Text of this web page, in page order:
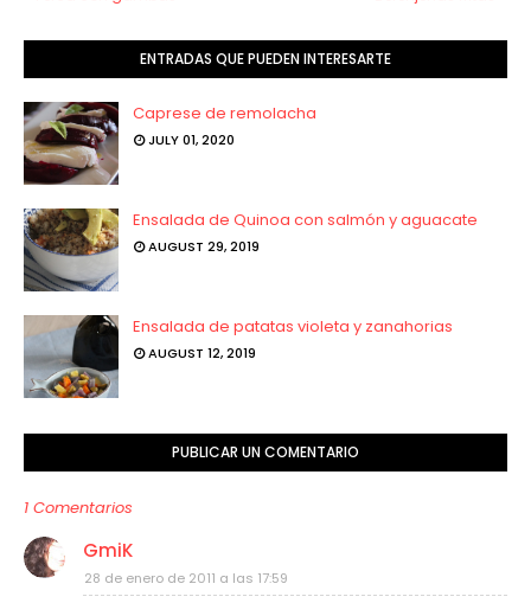
ENTRADAS QUE PUEDEN INTERESARTE
Caprese de remolacha
JULY 01, 2020
Ensalada de Quinoa con salmón y aguacate
AUGUST 29, 2019
Ensalada de patatas violeta y zanahorias
AUGUST 12, 2019
PUBLICAR UN COMENTARIO
1 Comentarios
GmiK
28 de enero de 2011 a las 17:59